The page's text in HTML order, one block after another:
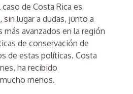
de Costa Rica es
sin lugar a dudas, junto a
más avanzados en la región
de conservación de
de estas políticas. Costa
ha recibido
menos.